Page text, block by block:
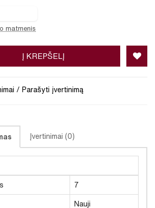
matmenis
Į KREPŠELĮ
/ Parašyti įvertinimą
Įvertinimai (0)
7
Nauji